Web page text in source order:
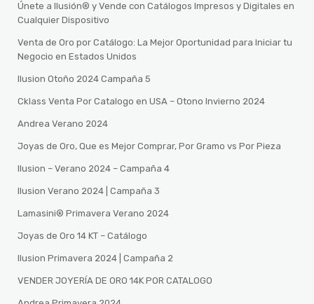
Únete a Ilusión® y Vende con Catálogos Impresos y Digitales en
Cualquier Dispositivo
Venta de Oro por Catálogo: La Mejor Oportunidad para Iniciar tu
Negocio en Estados Unidos
Ilusion Otoño 2024 Campaña 5
Cklass Venta Por Catalogo en USA – Otono Invierno 2024
Andrea Verano 2024
Joyas de Oro, Que es Mejor Comprar, Por Gramo vs Por Pieza
Ilusion – Verano 2024 – Campaña 4
Ilusion Verano 2024 | Campaña 3
Lamasini®️ Primavera Verano 2024
Joyas de Oro 14 KT – Catálogo
Ilusion Primavera 2024 | Campaña 2
VENDER JOYERÍA DE ORO 14K POR CATALOGO